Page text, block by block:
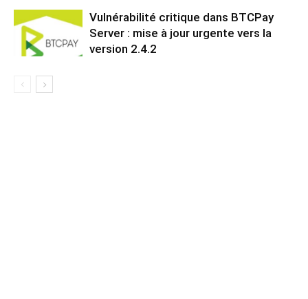
Vulnérabilité critique dans BTCPay
Server : mise à jour urgente vers la
version 2.4.2